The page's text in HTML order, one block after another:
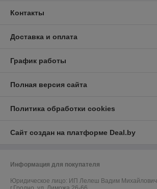
Контакты
Доставка и оплата
График работы
Полная версия сайта
Политика обработки cookies
Сайт создан на платформе Deal.by
Информация для покупателя
Юридическое лицо: ИП Лелеш Вадим Михайлович